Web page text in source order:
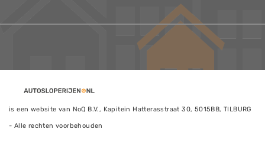
is een website van NoQ B.V., Kapitein Hatterasstraat 30, 5015BB, TILBURG
- Alle rechten voorbehouden